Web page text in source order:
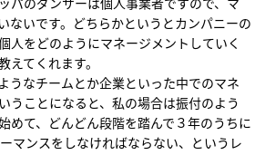
ないです。どちらかというとカンパニーの
人をどのようにマネージメントしていく
えてくれます。
うなチームとか企業といった中でのマネ
うことになると、私の場合は振付のよう
めて、どんどん段階を踏んで３年のうちに
マンスをしなければならない、というレ